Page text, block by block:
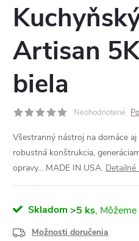
Artisan
biela
Neohodnotené
Všestranný nástroj na domáce
robustná konštrukcia,
opravy... MADE IN USA.
Skladom >5 ks
Možnosti doručenia